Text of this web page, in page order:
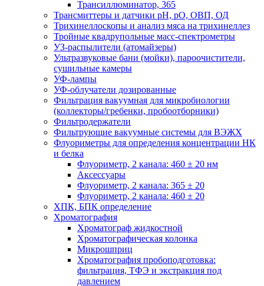
Трансиллюминатор, 365
Трансмиттеры и датчики рН, рО, ОВП, ОД
Трихинеллоскопы и анализ мяса на трихинеллез
Тройные квадрупольные масс-спектрометры
УЗ-распылители (атомайзеры)
Ультразвуковые бани (мойки), пароочистители,
сушильные камеры
УФ-лампы
УФ-облучатели дозированные
Фильтрация вакуумная для микробиологии
(коллекторы/гребенки, пробоотборники)
Фильтродержатели
Фильтрующие вакуумные системы для ВЭЖХ
Флуориметры для определения концентрации НК
и белка
Флуориметр, 2 канала: 460 ± 20 нм
Аксессуары
Флуориметр, 2 канала: 365 ± 20
Флуориметр, 2 канала: 460 ± 20
ХПК, БПК определение
Хроматография
Хроматограф жидкостной
Хроматографическая колонка
Микрошприц
Хроматография пробоподготовка:
фильтрация, ТФЭ и экстракция под
давлением